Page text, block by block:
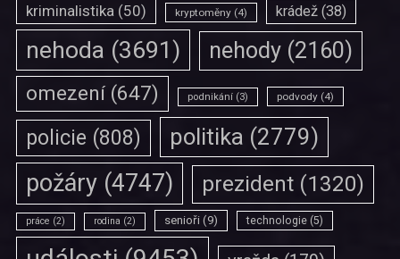
kriminalistika (50) kryptoměny (4) krádež (38)
nehoda (3691) nehody (2160)
omezení (647) podnikání (3) podvody (4)
policie (808) politika (2779)
požáry (4747) prezident (1320)
práce (2) rodina (2) senioři (9) technologie (5)